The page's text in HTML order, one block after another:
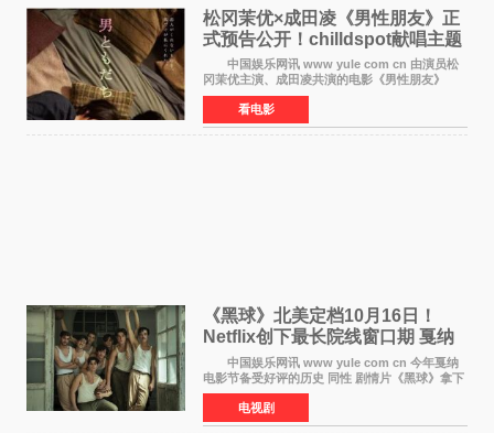
松冈茉优×成田凌《男性朋友》正
式预告公开！chilldspot献唱主题
中国娱乐网讯 www yule com cn 由演员松
冈茉优主演、成田凌共演的电影《男性朋友》
（三岛有纪子执导，11月6日上映）于8月5日公开
正式视觉图与正式预告片。同时，三人乐队
chilldspot为该片创
看电影
《黑球》北美定档10月16日！
Netflix创下最长院线窗口期 戛纳
最佳导演加持
中国娱乐网讯 www yule com cn 今年戛纳
电影节备受好评的历史 同性 剧情片《黑球》拿下
Netflix美国发行电影的最长院线放映期——该片
最新定档今年10月16日美国影院上映（此前定档
11月6日，如
电视剧